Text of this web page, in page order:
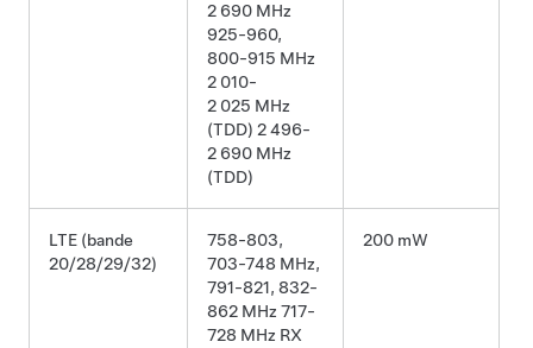
2 690 MHz
925-960,
800-915 MHz
2 010-
2 025 MHz
(TDD) 2 496-
2 690 MHz
(TDD)
LTE (bande
20/28/29/32)
758-803,
703-748 MHz,
791-821, 832-
862 MHz 717-
728 MHz RX
200 mW